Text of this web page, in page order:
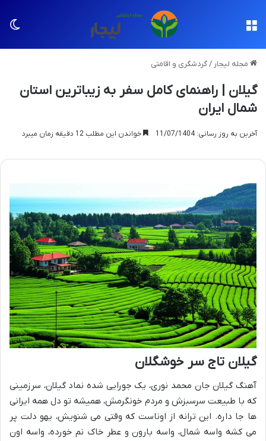
مجله لیجار /گردشگری و اقامتی
گیلان | راهنمای کامل سفر به زیباترین استان
شمال ایران
آخرین به روز رسانی: 11/07/1404 خواندن این مطلب 12 دقیقه زمان میبرد
گیلان تاج سر خوشگلان
آهنگ گیلان جان محمد نوری، یک جورایی شده نماد گیلان، سرزمینی
که با طبیعت سرسبزش و مردم خونگرمش، همیشه تو دل همه ایرانی
ها جا داره. این ترانه از اوناست که وقتی می شنویش، یهو دلت پر
می کشه واسه شمال، واسه بارون و عطر خاک نم خورده، واسه اون